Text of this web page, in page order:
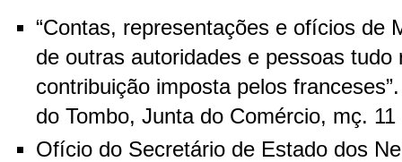
“Contas, representações e ofícios de
de outras autoridades e pessoas tudo
contribuição imposta pelos
do Tombo, Junta do Comércio, mç.
Ofício do Secretário de Estado dos